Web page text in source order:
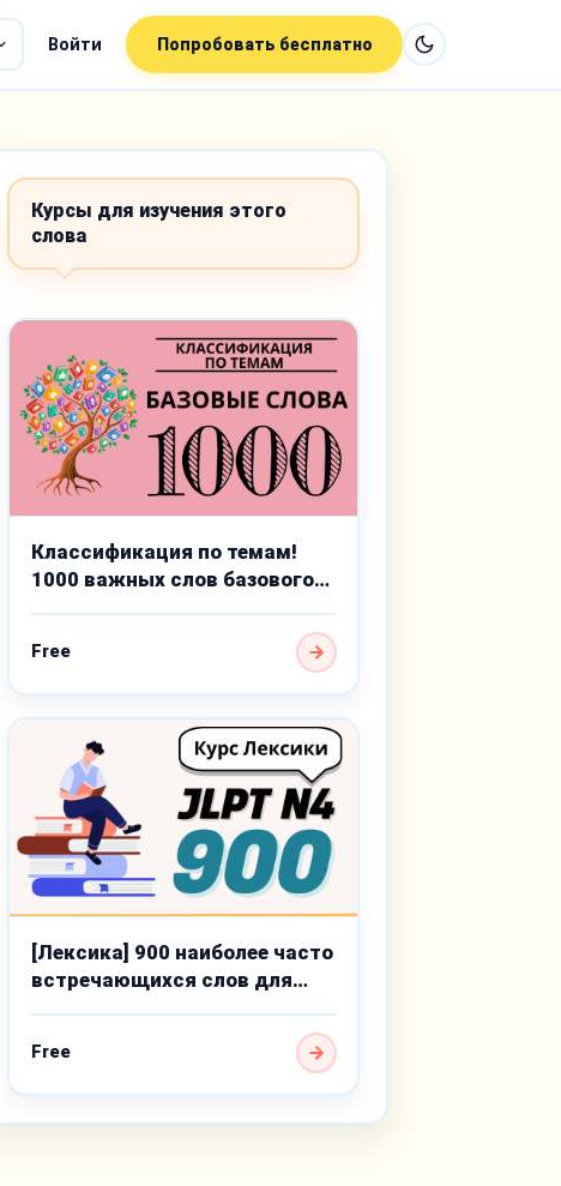
Войти Попробовать бесплатно
Курсы для изучения этого
слова
Классификация по темам!
1000 важных слов базового
уровня
Free
[Лексика] 900 наиболее часто
встречающихся слов для
JLPT N4
Free